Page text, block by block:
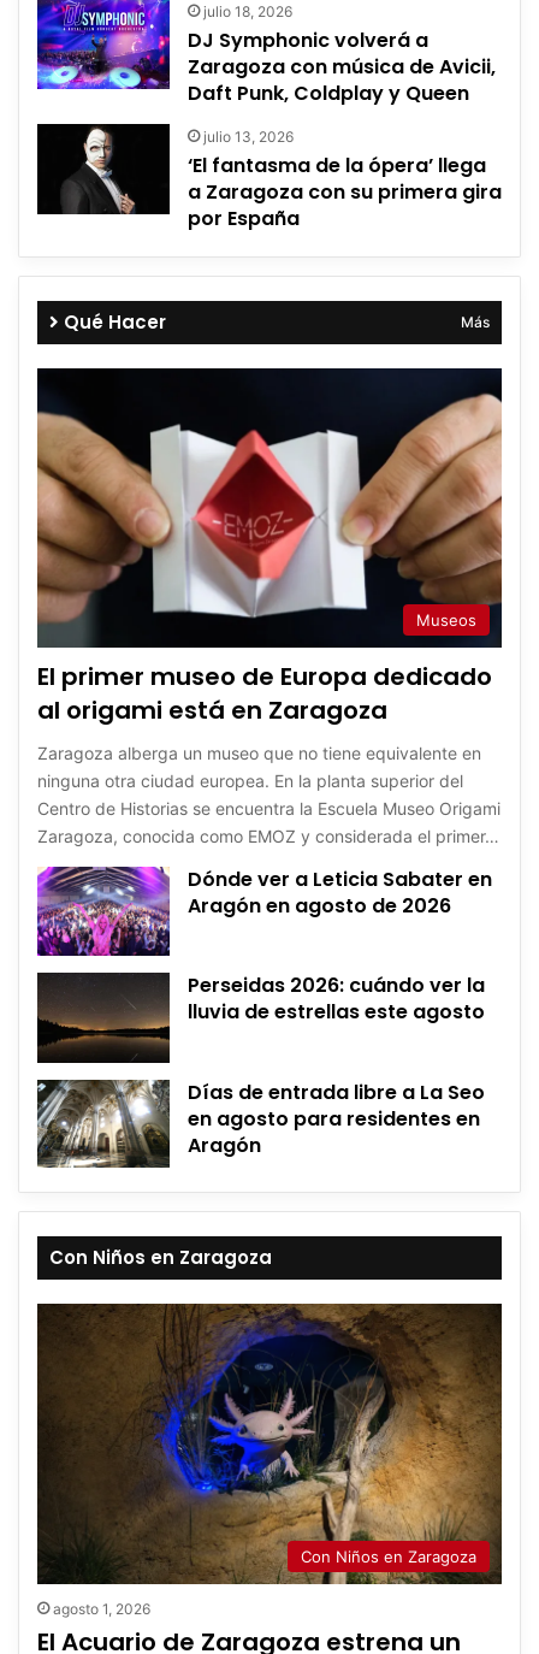
julio 18, 2026
DJ Symphonic volverá a
Zaragoza con música de Avicii,
Daft Punk, Coldplay y Queen
julio 13, 2026
‘El fantasma de la ópera’ llega
a Zaragoza con su primera gira
por España
Qué Hacer Más
Museos
El primer museo de Europa dedicado
al origami está en Zaragoza
Zaragoza alberga un museo que no tiene equivalente en
ninguna otra ciudad europea. En la planta superior del
Centro de Historias se encuentra la Escuela Museo Origami
Zaragoza, conocida como EMOZ y considerada el primer…
Dónde ver a Leticia Sabater en
Aragón en agosto de 2026
Perseidas 2026: cuándo ver la
lluvia de estrellas este agosto
Días de entrada libre a La Seo
en agosto para residentes en
Aragón
Con Niños en Zaragoza
Con Niños en Zaragoza
agosto 1, 2026
El Acuario de Zaragoza estrena un